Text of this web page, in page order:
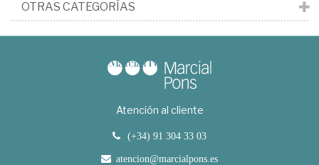
OTRAS CATEGORÍAS
Atención al cliente
(+34) 91 304 33 03
atencion@marcialpons.es